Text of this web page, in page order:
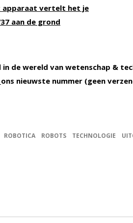
apparaat vertelt het je
aan de grond
de wereld van wetenschap &
ons nieuwste nummer (geen
ROBOTICA ROBOTS TECHNOLOGIE